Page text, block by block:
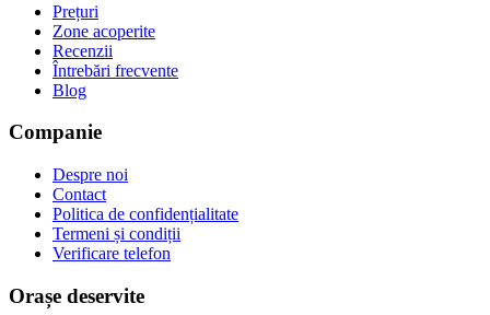
Prețuri
Zone acoperite
Recenzii
Întrebări frecvente
Blog
Companie
Despre noi
Contact
Politica de confidențialitate
Termeni și condiții
Verificare telefon
Orașe deservite